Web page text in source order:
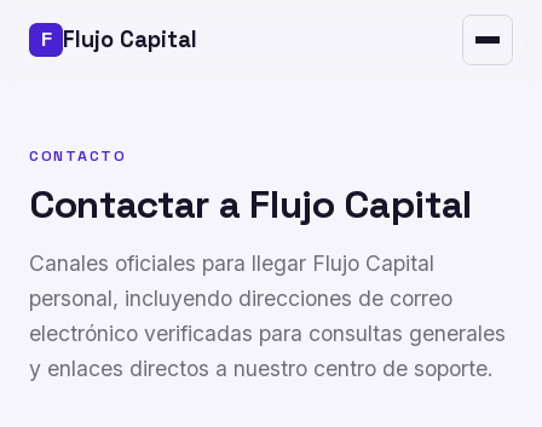
Flujo Capital
Preguntas frecuentes
CONTACTO
Contactar a Flujo Capital
Canales oficiales para llegar Flujo Capital
personal, incluyendo direcciones de correo
electrónico verificadas para consultas generales
y enlaces directos a nuestro centro de soporte.